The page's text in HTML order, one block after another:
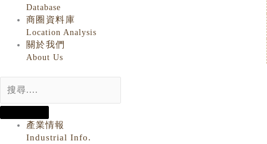
Database
商圈資料庫
Location Analysis
關於我們
About Us
產業情報
Industrial Info.